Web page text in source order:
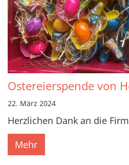
Ostereierspende von
22. März 2024
Herzlichen Dank an die
Mehr